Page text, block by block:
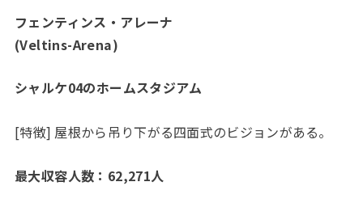
フェンティンス・アレーナ
(Veltins-Arena)
シャルケ04のホームスタジアム
[特徴] 屋根から吊り下がる四面式のビジョンがある。
最大収容人数：62,271人